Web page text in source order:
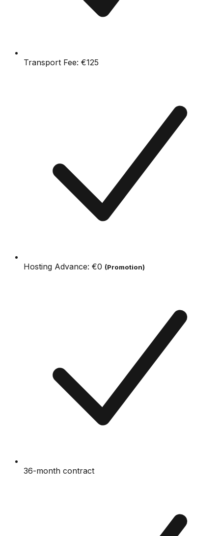
Transport Fee: €125
Hosting Advance: €0 (Promotion)
36-month contract